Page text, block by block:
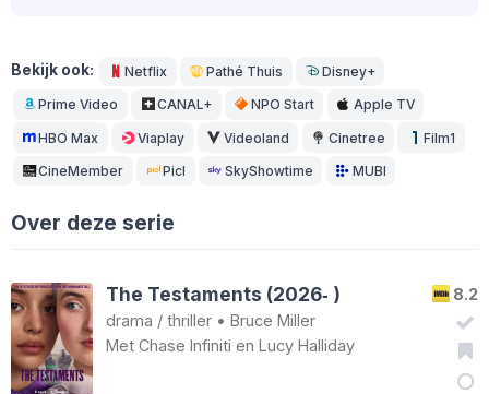
Bekijk ook: Netflix Pathé Thuis Disney+
Prime Video CANAL+ NPO Start Apple TV
HBO Max Viaplay Videoland Cinetree Film1
CineMember Picl SkyShowtime MUBI
Over deze serie
8.2
The Testaments (2026‑ )
drama / thriller • Bruce Miller
Met Chase Infiniti en Lucy Halliday